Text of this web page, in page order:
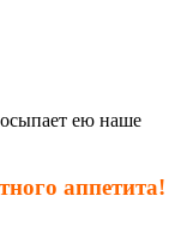
ею наше
аппетита!